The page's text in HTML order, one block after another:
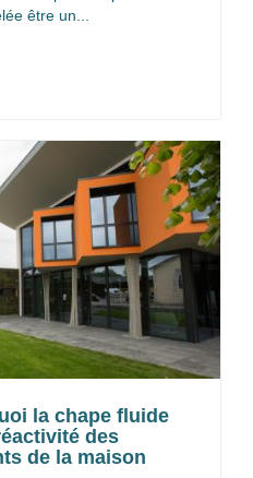
être un...
la chape fluide
des
de la maison